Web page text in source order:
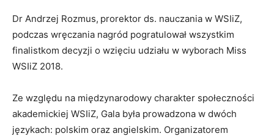
Dr Andrzej Rozmus, prorektor ds. nauczania w WSIiZ,
podczas wręczania nagród pogratulował wszystkim
finalistkom decyzji o wzięciu udziału w wyborach Miss
WSIiZ 2018.
Ze względu na międzynarodowy charakter społeczności
akademickiej WSIiZ, Gala była prowadzona w dwóch
językach: polskim oraz angielskim. Organizatorem